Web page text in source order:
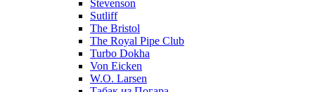
Stevenson
Sutliff
The Bristol
The Royal Pipe Club
Turbo Dokha
Von Eicken
W.O. Larsen